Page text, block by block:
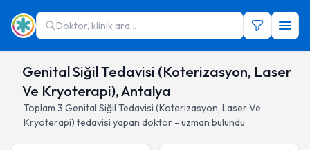
Doktor, klinik ara...
Genital Siğil Tedavisi (Koterizasyon, Laser
Ve Kryoterapi), Antalya
Toplam 3 Genital Siğil Tedavisi (Koterizasyon, Laser Ve
Kryoterapi) tedavisi yapan doktor - uzman bulundu